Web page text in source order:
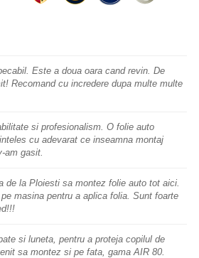
Este a doua oara cand revin. De
Recomand cu incredere dupa multe multe
si profesionalism. O folie auto
cu adevarat ce inseamna montaj
am gasit.
de la Ploiesti sa montez folie auto tot aici.
masina pentru a aplica folia. Sunt foarte
!!!
si luneta, pentru a proteja copilul de
sa montez si pe fata, gama AIR 80.